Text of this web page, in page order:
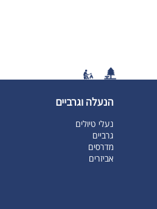
הנעלה וגרביים
נעלי טיולים
גרביים
מדרסים
אביזרים